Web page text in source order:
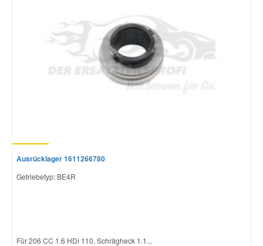
Ausrücklager 1611266780
Getriebetyp: BE4R
Für 206 CC 1.6 HDi 110, Schrägheck 1.1...